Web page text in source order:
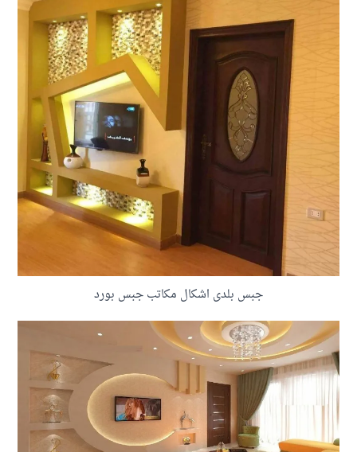
جبس بلدى اشكال مكاتب جبس بورد